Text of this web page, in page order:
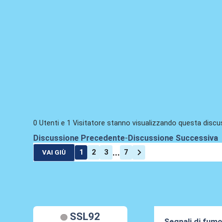
0 Utenti e 1 Visitatore stanno visualizzando questa
Discussione Precedente- Discussione Successiva
VAI GIÙ 1 2 3 ... 7
SSL92